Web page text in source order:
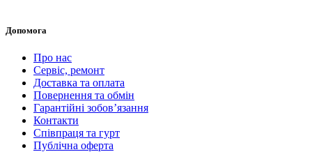
Допомога
Про нас
Сервіс, ремонт
Доставка та оплата
Повернення та обмін
Гарантійні зобов’язання
Контакти
Співпраця та гурт
Публічна оферта